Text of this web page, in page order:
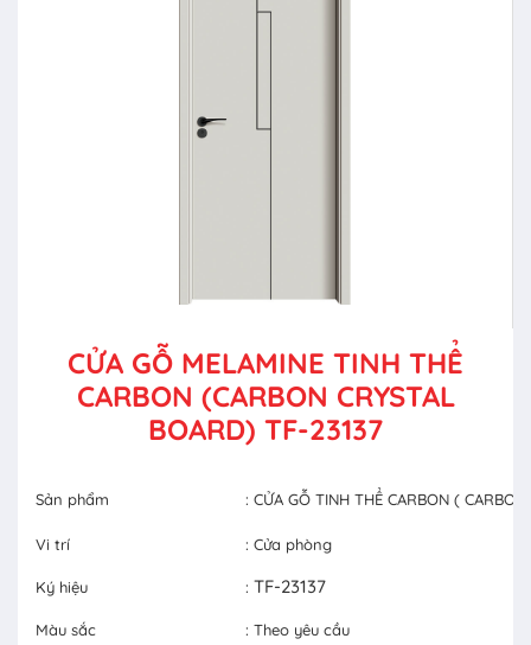
CỬA GỖ MELAMINE TINH THỂ
CARBON (CARBON CRYSTAL
BOARD) TF-23137
Sản phẩm : CỬA GỖ TINH THỂ CARBON (
Vi trí : Cửa phòng
Ký hiệu : TF-23137
Màu sắc : Theo yêu cầu